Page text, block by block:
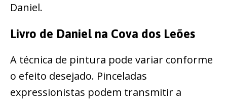
Daniel.
Livro de Daniel na Cova dos Leões
A técnica de pintura pode variar conforme
o efeito desejado. Pinceladas
expressionistas podem transmitir a